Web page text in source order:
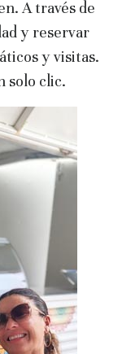
A través de
y reservar
y visitas.
solo clic.